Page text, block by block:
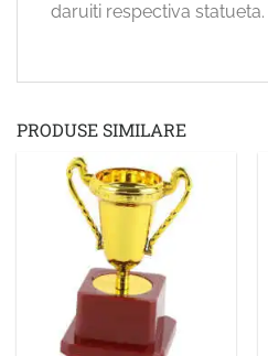
daruiti respectiva statueta.
PRODUSE SIMILARE